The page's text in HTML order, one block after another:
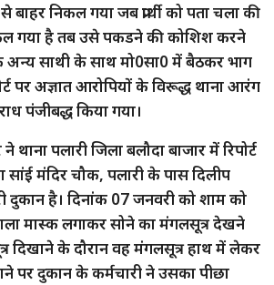
बाहर निकल गया जब प्रार्थी को पता चला की
गया है तब उसे पकडने की कोशिश करने
साथी के साथ मो0सा0 में बैठकर भाग
पर अज्ञात आरोपियों के विरूद्ध थाना आरंग
पंजीबद्ध किया गया।
ने थाना पलारी जिला बलौदा बाजार में रिपोर्ट
सांई मंदिर चौक, पलारी के पास दिलीप
दुकान है। दिनांक 07 जनवरी को शाम को
मास्क लगाकर सोने का मंगलसूत्र देखने
दिखाने के दौरान वह मंगलसूत्र हाथ में लेकर
पर दुकान के कर्मचारी ने उसका पीछा